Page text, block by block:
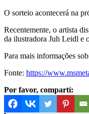
O sorteio acontecerá na
Recentemente, o artista
da ilustradora Juh Leidl e
Para mais informações
Fonte: https://
Por favor, compartí: